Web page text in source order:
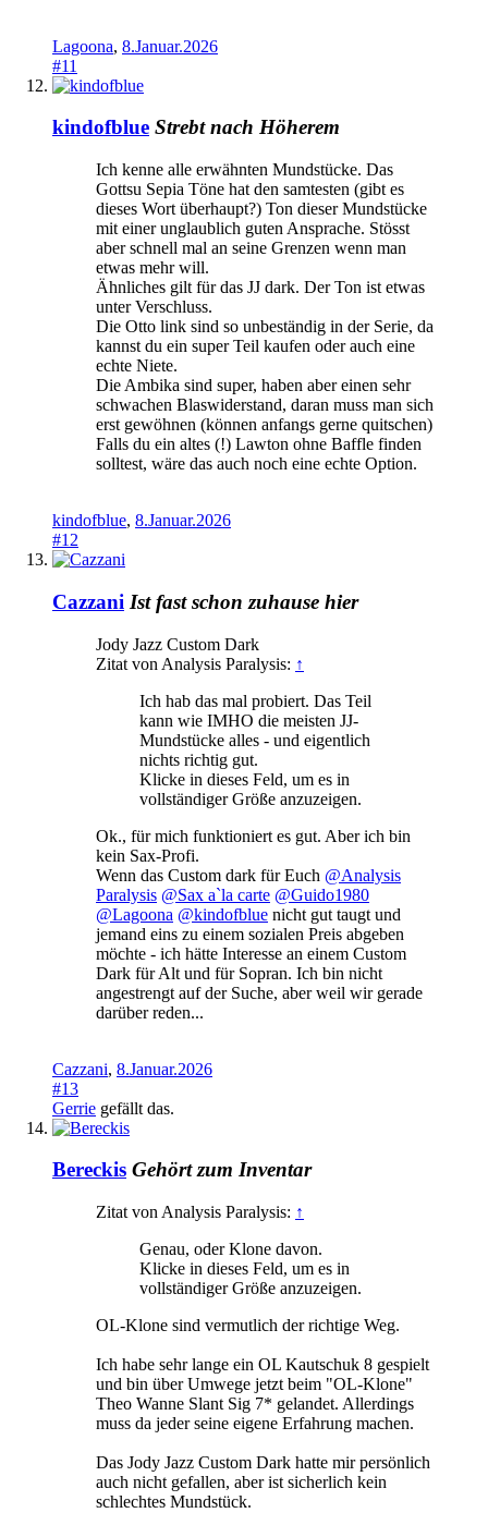
Lagoona, 8.Januar.2026
#11
kindofblue Strebt nach Höherem
Ich kenne alle erwähnten Mundstücke. Das
Gottsu Sepia Töne hat den samtesten (gibt es
dieses Wort überhaupt?) Ton dieser Mundstücke
mit einer unglaublich guten Ansprache. Stösst
aber schnell mal an seine Grenzen wenn man
etwas mehr will.
Ähnliches gilt für das JJ dark. Der Ton ist etwas
unter Verschluss.
Die Otto link sind so unbeständig in der Serie, da
kannst du ein super Teil kaufen oder auch eine
echte Niete.
Die Ambika sind super, haben aber einen sehr
schwachen Blaswiderstand, daran muss man sich
erst gewöhnen (können anfangs gerne quitschen)
Falls du ein altes (!) Lawton ohne Baffle finden
solltest, wäre das auch noch eine echte Option.
kindofblue, 8.Januar.2026
#12
Cazzani Ist fast schon zuhause hier
Jody Jazz Custom Dark
Zitat von Analysis Paralysis: ↑
Ich hab das mal probiert. Das Teil
kann wie IMHO die meisten JJ-
Mundstücke alles - und eigentlich
nichts richtig gut.
Klicke in dieses Feld, um es in
vollständiger Größe anzuzeigen.
Ok., für mich funktioniert es gut. Aber ich bin
kein Sax-Profi.
Wenn das Custom dark für Euch @Analysis
Paralysis @Sax a`la carte @Guido1980
@Lagoona @kindofblue nicht gut taugt und
jemand eins zu einem sozialen Preis abgeben
möchte - ich hätte Interesse an einem Custom
Dark für Alt und für Sopran. Ich bin nicht
angestrengt auf der Suche, aber weil wir gerade
darüber reden...
Cazzani, 8.Januar.2026
#13
Gerrie gefällt das.
Bereckis Gehört zum Inventar
Zitat von Analysis Paralysis: ↑
Genau, oder Klone davon.
Klicke in dieses Feld, um es in
vollständiger Größe anzuzeigen.
OL-Klone sind vermutlich der richtige Weg.
Ich habe sehr lange ein OL Kautschuk 8 gespielt
und bin über Umwege jetzt beim "OL-Klone"
Theo Wanne Slant Sig 7* gelandet. Allerdings
muss da jeder seine eigene Erfahrung machen.
Das Jody Jazz Custom Dark hatte mir persönlich
auch nicht gefallen, aber ist sicherlich kein
schlechtes Mundstück.